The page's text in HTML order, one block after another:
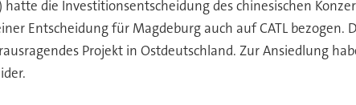
die Investitionsentscheidung des chinesischen
Entscheidung für Magdeburg auch auf CATL bezogen.
Projekt in Ostdeutschland. Zur Ansiedlung